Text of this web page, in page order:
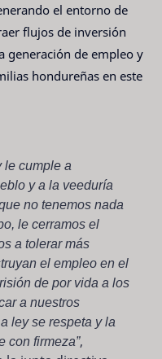
el entorno de
flujos de inversión
generación de empleo y
hondureñas en este
le cumple a
y a la veeduría
no tenemos nada
le cerramos el
a tolerar más
el empleo en el
de por vida a los
a nuestros
ley se respeta y la
con firmeza”,